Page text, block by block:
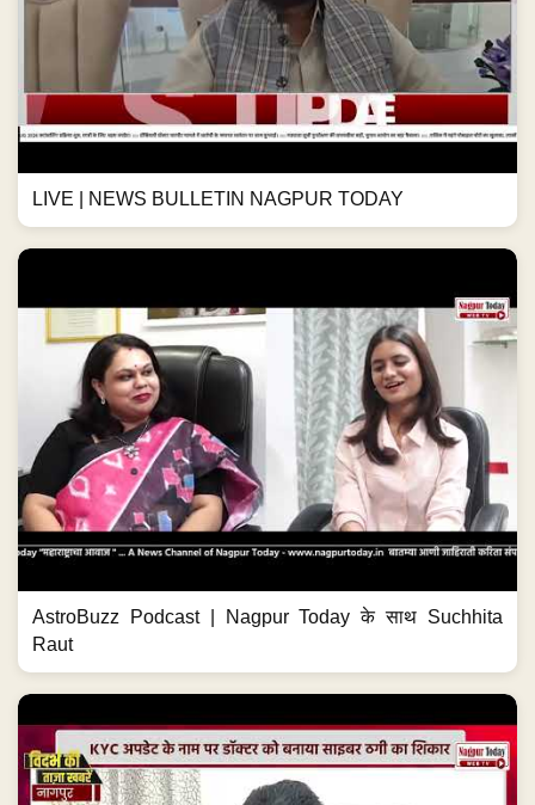
LIVE | NEWS BULLETIN NAGPUR TODAY
AstroBuzz Podcast | Nagpur Today के साथ Suchhita
Raut